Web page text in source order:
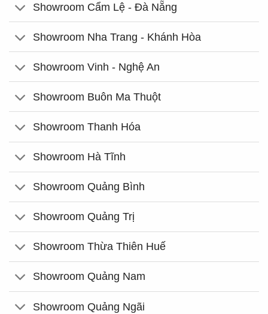
Showroom Cẩm Lệ - Đà Nẵng
Showroom Nha Trang - Khánh Hòa
Showroom Vinh - Nghệ An
Showroom Buôn Ma Thuột
Showroom Thanh Hóa
Showroom Hà Tĩnh
Showroom Quảng Bình
Showroom Quảng Trị
Showroom Thừa Thiên Huế
Showroom Quảng Nam
Showroom Quảng Ngãi